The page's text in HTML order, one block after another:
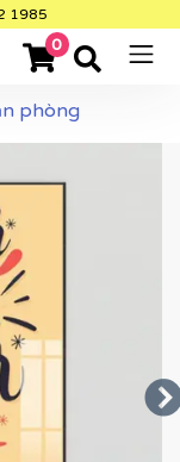
1985
0
phòng